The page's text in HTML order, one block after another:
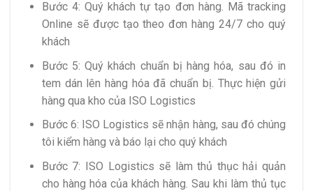
Bước 4: Quý khách tự tạo đơn hàng. Mã tracking
Online sẽ được tạo theo đơn hàng 24/7 cho quý
khách
Bước 5: Quý khách chuẩn bị hàng hóa, sau đó in
tem dán lên hàng hóa đã chuẩn bị. Thực hiện gửi
hàng qua kho của ISO Logistics
Bước 6: ISO Logistics sẽ nhận hàng, sau đó chúng
tôi kiểm hàng và báo lại cho quý khách
Bước 7: ISO Logistics sẽ làm thủ thục hải quản
cho hàng hóa của khách hàng. Sau khi làm thủ tục